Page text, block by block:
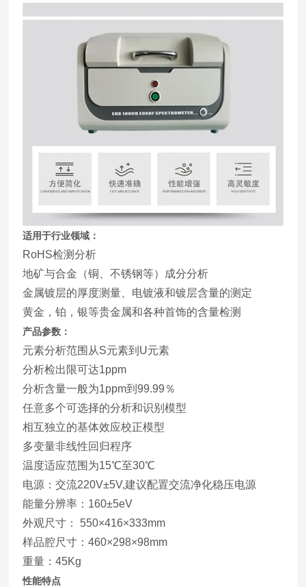
适用于行业领域：
RoHS检测分析
地矿与合金（铜、不锈钢等）成分分析
金属镀层的厚度测量、电镀液和镀层含量的测定
黄金，铂，银等贵金属和各种首饰的含量检测
产品参数：
元素分析范围从S元素到U元素
分析检出限可达1ppm
分析含量一般为1ppm到99.99％
任意多个可选择的分析和识别模型
相互独立的基体效应校正模型
多变量非线性回归程序
温度适应范围为15℃至30℃
电源：交流220V±5V,建议配置交流净化稳压电源
能量分辨率：160±5eV
外观尺寸： 550×416×333mm
样品腔尺寸：460×298×98mm
重量：45Kg
性能特点